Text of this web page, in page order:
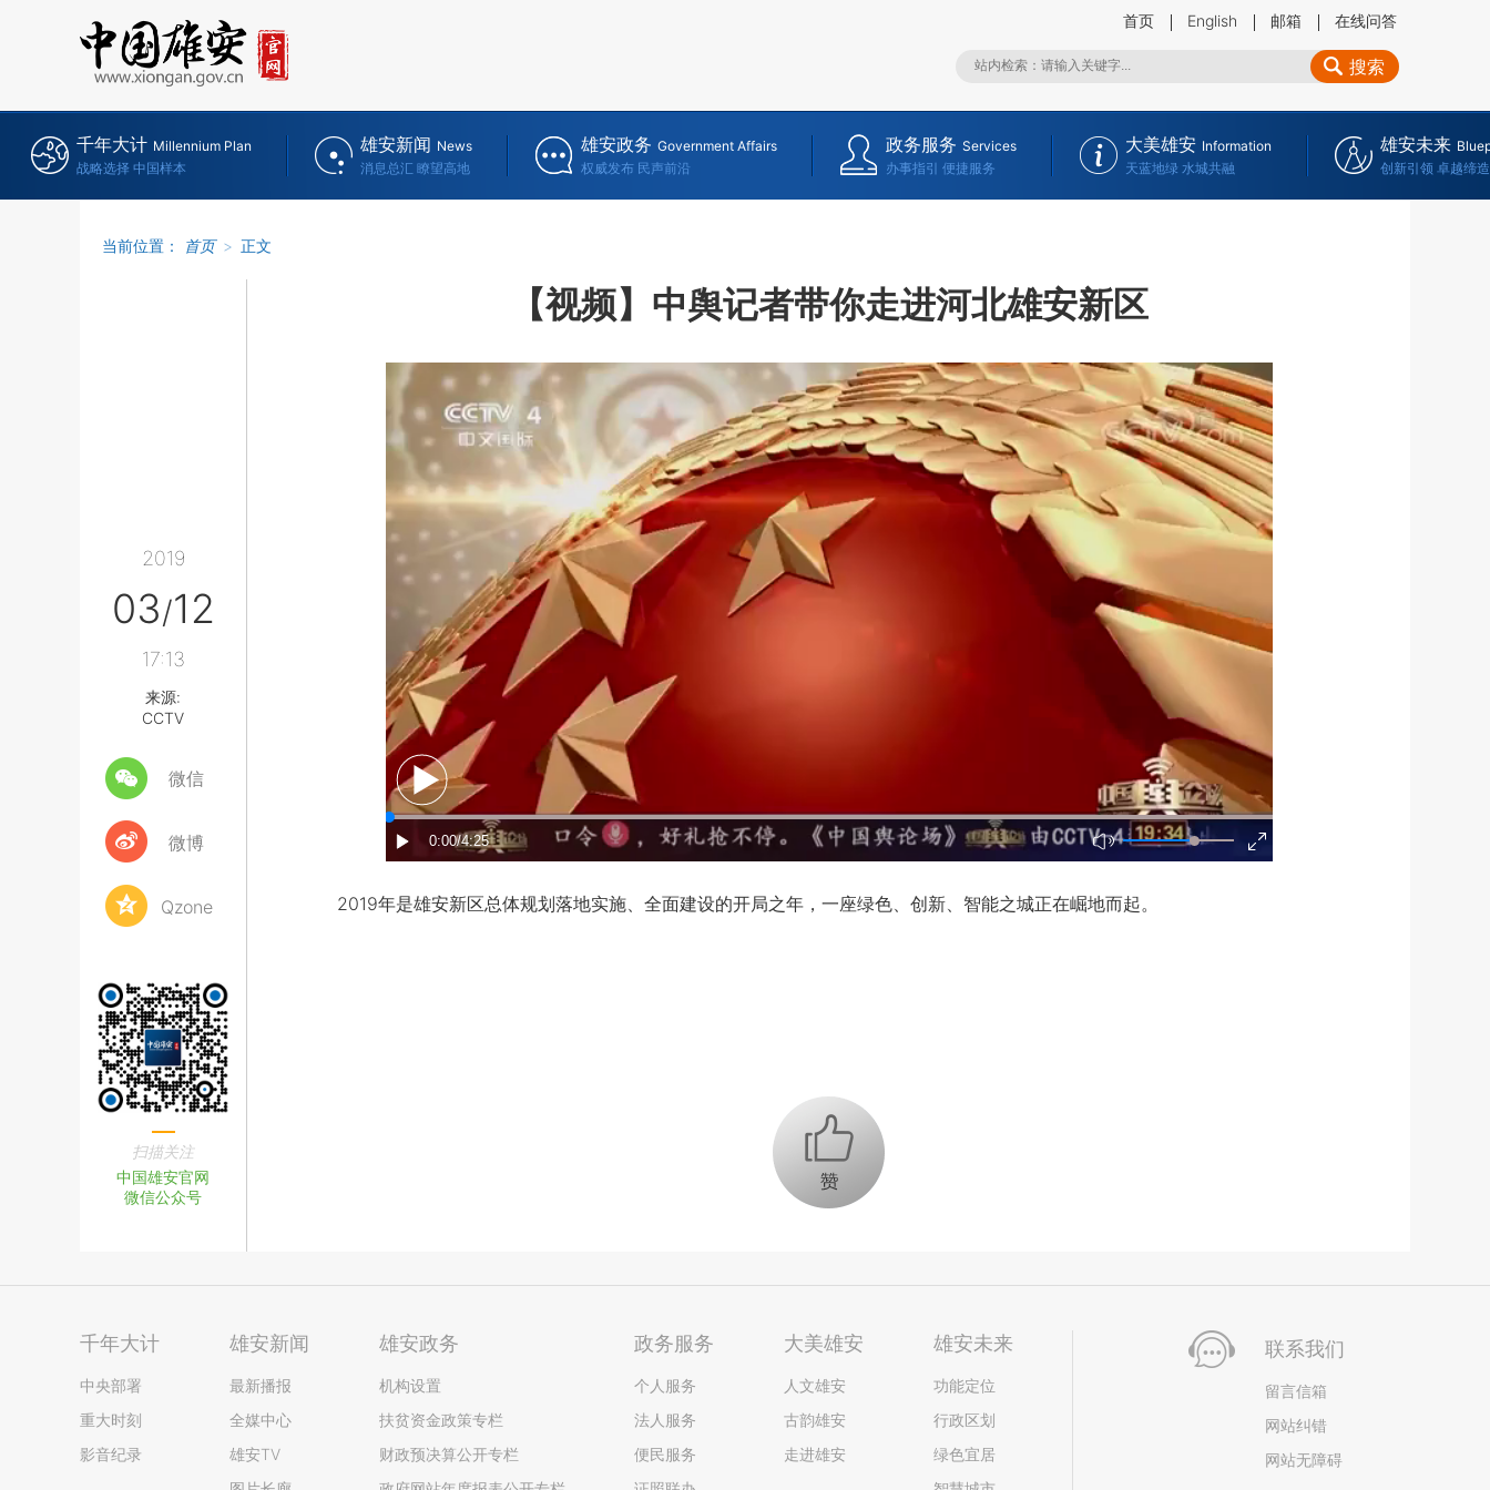
首页 English 邮箱 在线问答
搜索
千年大计 Millennium Plan
战略选择 中国样本
雄安新闻 News
消息总汇 瞭望高地
雄安政务 Government Affairs
权威发布 民声前沿
政务服务 Services
办事指引 便捷服务
大美雄安 Information
天蓝地绿 水城共融
雄安未来
创新引领 卓越缔造
当前位置： 首页 > 正文
2019
03/12
17:13
来源:
CCTV
微信
微博
Qzone
扫描关注
中国雄安官网
微信公众号
【视频】中舆记者带你走进河北雄安新区
2019年是雄安新区总体规划落地实施、全面建设的开局之年，一座绿色、创新、智能之城正在崛地而起。
+1
千年大计
中央部署
重大时刻
影音纪录
雄安新闻
最新播报
全媒中心
雄安TV
雄安政务
机构设置
扶贫资金政策专栏
财政预决算公开专栏
政务服务
个人服务
法人服务
便民服务
大美雄安
人文雄安
古韵雄安
走进雄安
雄安未来
功能定位
行政区划
绿色宜居
联系我们
留言信箱
网站纠错
网站无障碍